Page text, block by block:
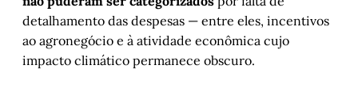
detalhamento das despesas — entre eles, incentivos
ao agronegócio e à atividade econômica cujo
impacto climático permanece obscuro.